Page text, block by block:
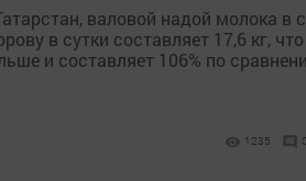
валовой надой молока в
в сутки составляет 17,6 кг,
и составляет 106% по
1235 0